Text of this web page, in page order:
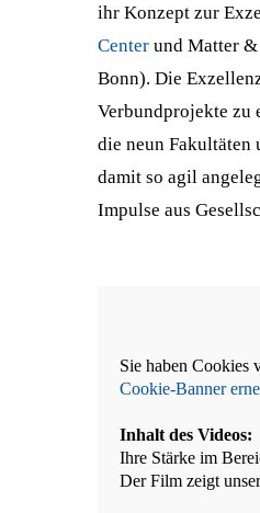
ihr Konzept zur
Centerund Matter &
Bonn). Die
Verbundprojekte zu
die neun
damit so agil
Impulse aus
Sie haben Cookies
Cookie-Banner
Inhalt des Videos:
Ihre Stärke im
Der Film zeigt